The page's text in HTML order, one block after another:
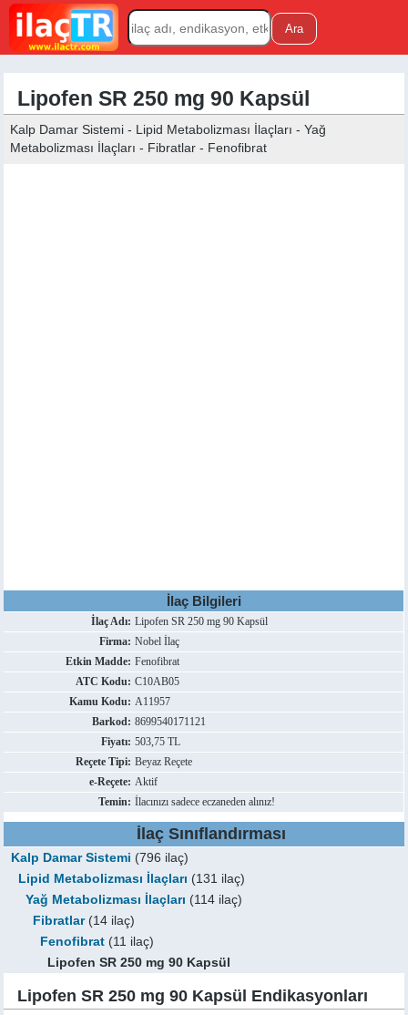
Lipofen SR 250 mg 90 Kapsül
Kalp Damar Sistemi - Lipid Metabolizması İlaçları - Yağ
Metabolizması İlaçları - Fibratlar - Fenofibrat
İlaç Bilgileri
İlaç Adı: Lipofen SR 250 mg 90 Kapsül
Firma: Nobel İlaç
Etkin Madde: Fenofibrat
ATC Kodu: C10AB05
Kamu Kodu: A11957
Barkod: 8699540171121
Fiyatı: 503,75 TL
Reçete Tipi: Beyaz Reçete
e-Reçete: Aktif
Temin: İlacınızı sadece eczaneden alınız!
İlaç Sınıflandırması
Kalp Damar Sistemi (796 ilaç)
Lipid Metabolizması İlaçları (131 ilaç)
Yağ Metabolizması İlaçları (114 ilaç)
Fibratlar(14 ilaç)
Fenofibrat (11 ilaç)
Lipofen SR 250 mg 90 Kapsül
Lipofen SR 250 mg 90 Kapsül Endikasyonları